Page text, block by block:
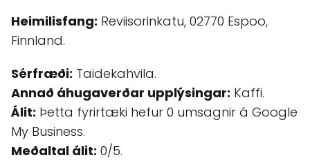
Heimilisfang: Reviisorinkatu, 02770 Espoo,
Finnland.
Sérfræði: Taidekahvila.
Annað áhugaverðar upplýsingar: Kaffi.
Álit: Þetta fyrirtæki hefur 0 umsagnir á Google
My Business.
Meðaltal álit: 0/5.